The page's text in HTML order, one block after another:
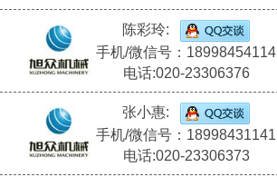
陈彩玲:
手机/微信号：18998454114
电话:020-23306376
张小惠:
手机/微信号：18998431141
电话:020-23306373